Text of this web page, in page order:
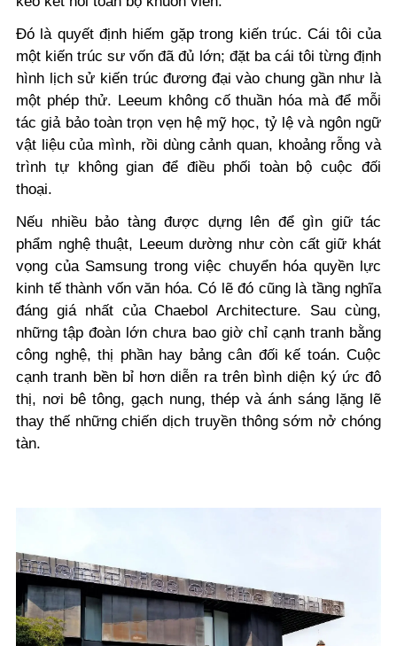
Đó là quyết định hiếm gặp trong kiến trúc. Cái tôi của
một kiến trúc sư vốn đã đủ lớn; đặt ba cái tôi từng định
hình lịch sử kiến trúc đương đại vào chung gần như là
một phép thử. Leeum không cố thuần hóa mà để mỗi
tác giả bảo toàn trọn vẹn hệ mỹ học, tỷ lệ và ngôn ngữ
vật liệu của mình, rồi dùng cảnh quan, khoảng rỗng và
trình tự không gian để điều phối toàn bộ cuộc đối
thoại.
Nếu nhiều bảo tàng được dựng lên để gìn giữ tác
phẩm nghệ thuật, Leeum dường như còn cất giữ khát
vọng của Samsung trong việc chuyển hóa quyền lực
kinh tế thành vốn văn hóa. Có lẽ đó cũng là tầng nghĩa
đáng giá nhất của Chaebol Architecture. Sau cùng,
những tập đoàn lớn chưa bao giờ chỉ cạnh tranh bằng
công nghệ, thị phần hay bảng cân đối kế toán. Cuộc
cạnh tranh bền bỉ hơn diễn ra trên bình diện ký ức đô
thị, nơi bê tông, gạch nung, thép và ánh sáng lặng lẽ
thay thế những chiến dịch truyền thông sớm nở chóng
tàn.